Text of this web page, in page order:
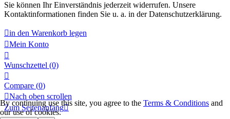
By continuing use this site, you agree to the Terms & Conditions and
our use of cookies.
Sie können Ihr Einverständnis jederzeit widerrufen. Unsere
Kontaktinformationen finden Sie u. a. in der Datenschutzerklärung.
in den Warenkorb legen
Mein Konto

Wunschzettel (0)

Compare (0)
Nach oben scrollen
Zum Seitenanfang